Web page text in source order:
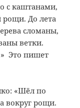
с каштанами,
До лета
сломаны,
ветки.
Это пишет
«Шёл по
вокруг рощи.